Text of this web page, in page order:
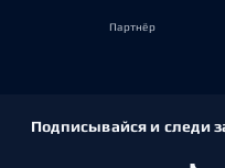
Партнёр
Подписывайся и следи